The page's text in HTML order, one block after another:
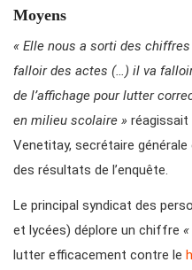
Moyens
« Elle nous a sorti des
falloir des actes (…) il va
de l’affichage pour lutter
en milieu scolaire » réagissait
Venetitay, secrétaire générale
des résultats de l’enquête.
Le principal syndicat des
et lycées) déplore un chiffre
lutter efficacement contre le